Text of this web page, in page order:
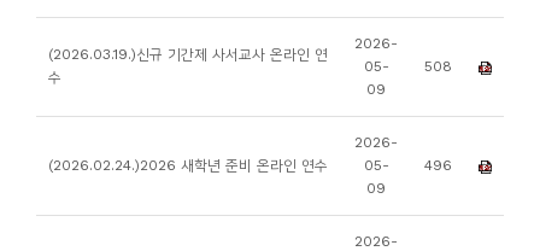
(2026.03.19.)신규 기간제 사서교사 온라인 연
수
2026-
05-
09
508
(2026.02.24.)2026 새학년 준비 온라인 연수
2026-
05-
09
496
2026-